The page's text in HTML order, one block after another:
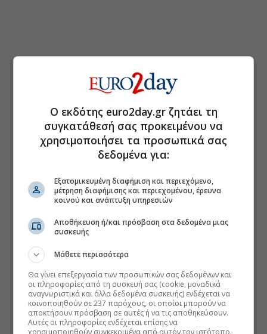
Ο εκδότης euro2day.gr ζητάει τη
συγκατάθεσή σας προκειμένου να
χρησιμοποιήσει τα προσωπικά σας
δεδομένα για:
Εξατομικευμένη διαφήμιση και περιεχόμενο,
μέτρηση διαφήμισης και περιεχομένου, έρευνα
κοινού και ανάπτυξη υπηρεσιών
Αποθήκευση ή/και πρόσβαση στα δεδομένα μιας
συσκευής
Μάθετε περισσότερα
Θα γίνει επεξεργασία των προσωπικών σας δεδομένων και
οι πληροφορίες από τη συσκευή σας (cookie, μοναδικά
αναγνωριστικά και άλλα δεδομένα συσκευής) ενδέχεται να
κοινοποιηθούν σε 237 παρόχους, οι οποίοι μπορούν να
αποκτήσουν πρόσβαση σε αυτές ή να τις αποθηκεύσουν.
Αυτές οι πληροφορίες ενδέχεται επίσης να
χρησιμοποιηθούν συγκεκριμένα από αυτόν τον ιστότοπο.